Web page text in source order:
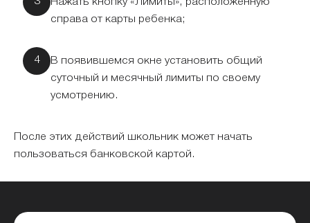
справа от карты ребенка;
В появившемся окне установить общий
суточный и месячный лимиты по своему
усмотрению.
После этих действий школьник может начать
пользоваться банковской картой.